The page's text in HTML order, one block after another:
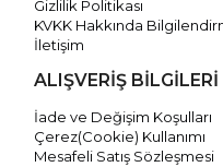
Gizlilik Politikası
KVKK Hakkında
İletişim
ALIŞVERİŞ BİLGİLERİ
İade ve Değişim Koşulları
Çerez(Cookie) Kullanımı
Mesafeli Satış Sözleşmesi